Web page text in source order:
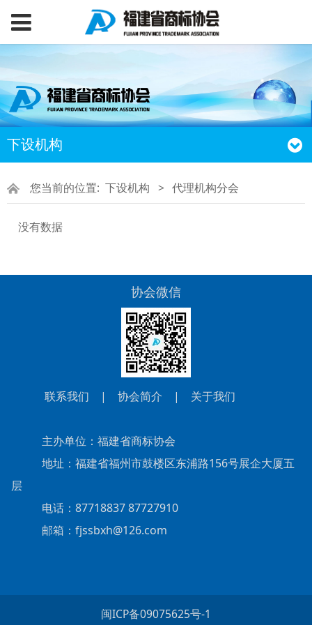
下设机构
您当前的位置: 下设机构 > 代理机构分会
没有数据
协会微信
联系我们 | 协会简介 | 关于我们
主办单位：福建省商标协会
地址：福建省福州市鼓楼区东浦路156号展企大厦五
层
电话：87718837 87727910
邮箱：fjssbxh@126.com
闽ICP备09075625号-1